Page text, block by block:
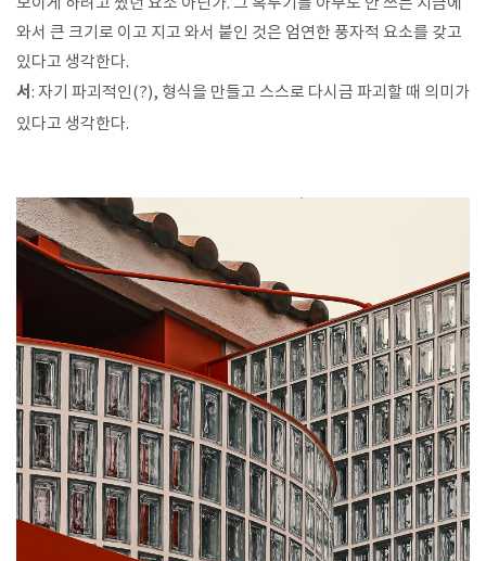
와서 큰 크기로 이고 지고 와서 붙인 것은 엄연한 풍자적 요소를 갖고
있다고 생각한다.
서 : 자기 파괴적인(?), 형식을 만들고 스스로 다시금 파괴할 때 의미가
있다고 생각한다.